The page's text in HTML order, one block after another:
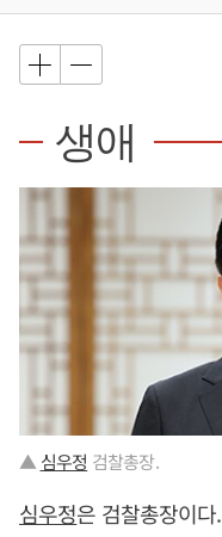
생애
▲ 심우정 검찰총장.
심우정은 검찰총장이다.